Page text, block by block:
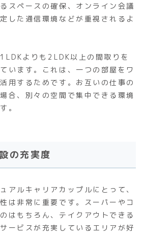
スペースの確保、オンライン会議
した通信環境などが重視されるよ
よりも2LDK以上の間取りを
います。これは、一つの部屋をワ
用するためです。お互いの仕事の
合、別々の空間で集中できる環境
。
の充実度
アルキャリアカップルにとって、
は非常に重要です。スーパーやコ
はもちろん、テイクアウトできる
ービスが充実しているエリアが好